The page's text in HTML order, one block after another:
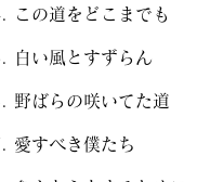
この道をどこまでも
白い風とすずらん
野ばらの咲いてた道
愛すべき僕たち